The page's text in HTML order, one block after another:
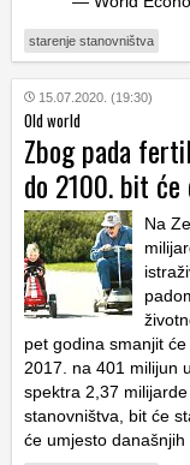
starenje stanovništva
15.07.2020. (19:30)
Old world
Zbog pada
do 2100. bit
Na
pet godina smanjit
2017. na 401 milijun
spektra 2,37
stanovništva, bit će
će umjesto današnjih